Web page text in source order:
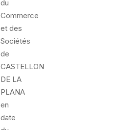
du
Commerce
et des
Sociétés
de
CASTELLON
DE LA
PLANA
en
date